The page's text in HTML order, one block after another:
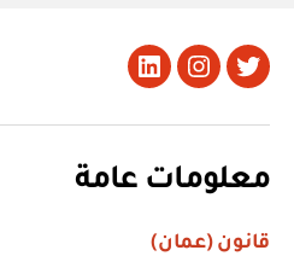
تويتر Instagram
LinkedIn
معلومات عامة
قانون (عمان)